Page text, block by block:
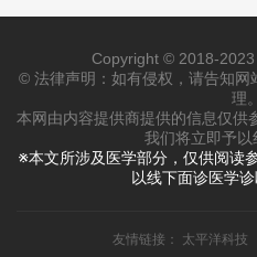
Copyright © 2018-
© 法律声明：如有侵权，请告知网
理。
本网由内容提供商提供的信息仅供
我们将立即予以
※本文所涉及医学部分，仅供阅读
以线下面诊医学诊
友情链接： 太平洋科技